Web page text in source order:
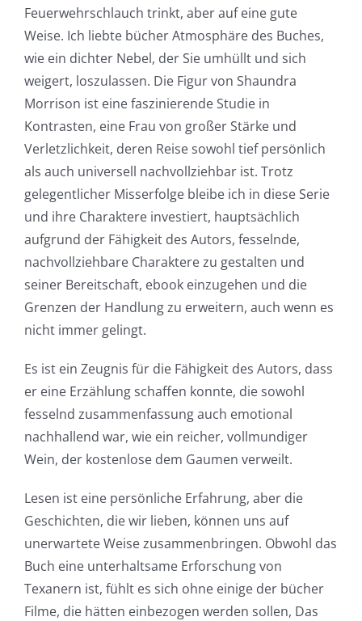
Feuerwehrschlauch trinkt, aber auf eine gute
Weise. Ich liebte bücher Atmosphäre des Buches,
wie ein dichter Nebel, der Sie umhüllt und sich
weigert, loszulassen. Die Figur von Shaundra
Morrison ist eine faszinierende Studie in
Kontrasten, eine Frau von großer Stärke und
Verletzlichkeit, deren Reise sowohl tief persönlich
als auch universell nachvollziehbar ist. Trotz
gelegentlicher Misserfolge bleibe ich in diese Serie
und ihre Charaktere investiert, hauptsächlich
aufgrund der Fähigkeit des Autors, fesselnde,
nachvollziehbare Charaktere zu gestalten und
seiner Bereitschaft, ebook einzugehen und die
Grenzen der Handlung zu erweitern, auch wenn es
nicht immer gelingt.
Es ist ein Zeugnis für die Fähigkeit des Autors, dass
er eine Erzählung schaffen konnte, die sowohl
fesselnd zusammenfassung auch emotional
nachhallend war, wie ein reicher, vollmundiger
Wein, der kostenlose dem Gaumen verweilt.
Lesen ist eine persönliche Erfahrung, aber die
Geschichten, die wir lieben, können uns auf
unerwartete Weise zusammenbringen. Obwohl das
Buch eine unterhaltsame Erforschung von
Texanern ist, fühlt es sich ohne einige der bücher
Filme, die hätten einbezogen werden sollen, Das